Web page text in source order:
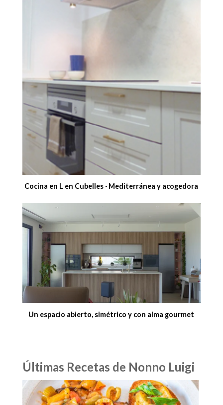
Cocina en L en Cubelles · Mediterránea y acogedora
Un espacio abierto, simétrico y con alma gourmet
Últimas Recetas de Nonno Luigi